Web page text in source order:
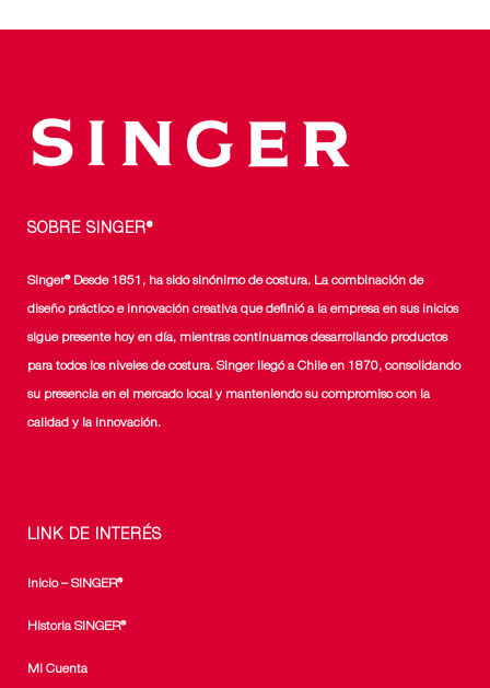
SOBRE SINGER®
Singer® Desde 1851, ha sido sinónimo de costura. La combinación de
diseño práctico e innovación creativa que definió a la empresa en sus inicios
sigue presente hoy en día, mientras continuamos desarrollando productos
para todos los niveles de costura. Singer llegó a Chile en 1870, consolidando
su presencia en el mercado local y manteniendo su compromiso con la
calidad y la innovación.
LINK DE INTERÉS
Inicio – SINGER®
Historia SINGER®
Mi Cuenta